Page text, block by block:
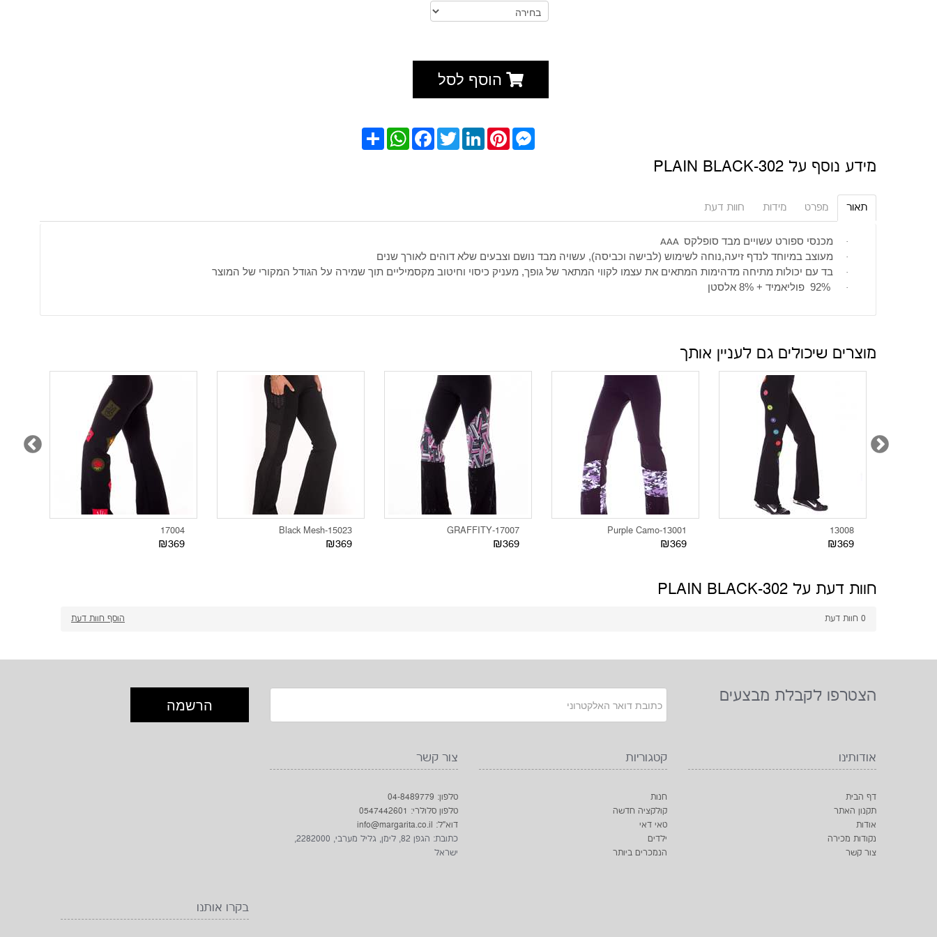
הוסף לסל
שתף
WhatsAppFacebook TwitterLinkedInPinterest
Messenger
מידע נוסף על 302-PLAIN BLACK
תאור מפרט מידות חוות דעת
· מכנסי ספורט עשויים מבד סופלקס AAA
·
מעוצב במיוחד לנדף זיעה,נוחה לשימוש (לבישה וכביסה), עשויה מבד נושם וצבעים שלא דוהים לאורך שנים
· בד עם יכולות מתיחה מדהימות המתאים את עצמו לקווי המתאר של גופך, מעניק כיסוי וחיטוב מקסמיליים תוך שמירה על הגודל המקורי של המוצר
·
מוצרים שיכולים גם לעניין אותך
17004
₪369
15023-Black Mesh
₪369
17007-GRAFFITY
₪369
13001-Purple Camo
₪369
13008
₪369
חוות דעת על 302-PLAIN BLACK
0 חוות דעת הוסף חוות דעת
הצטרפו לקבלת מבצעים
אודותינו
דף הבית
תקנון האתר
אודות
נקודות מכירה
צור קשר
קטגוריות
חנות
קולקציה חדשה
טאי דאי
ילדים
הנמכרים ביותר
צור קשר
טלפון: 04-8489779
טלפון סלולרי: 0547442601
דוא"ל: info@margarita.co.il
כתובת: הגפן 82, לימן, גליל מערבי, 2282000,
ישראל
בקרו אותנו